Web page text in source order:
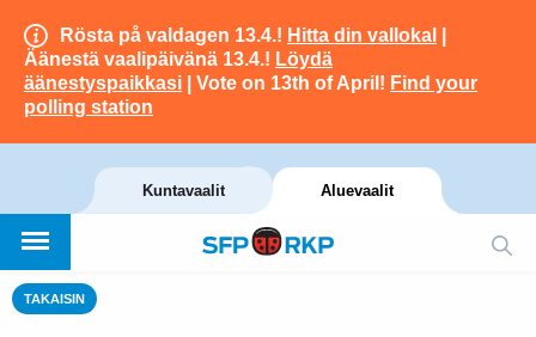
Rösta på valdagen 13.4.! Hitta din vallokal
Äänestä vaalipäivänä 13.4.! Löydä
äänestyspaikkasi | Vote on 13th of April! Find your
polling station
Kuntavaalit Aluevaalit
TAKAISIN